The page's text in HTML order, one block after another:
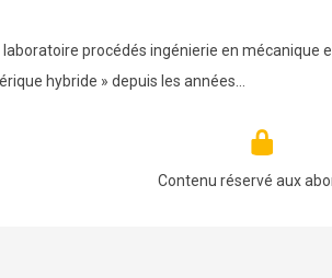
laboratoire procédés ingénierie en
hybride » depuis les années…
Contenu réservé aux